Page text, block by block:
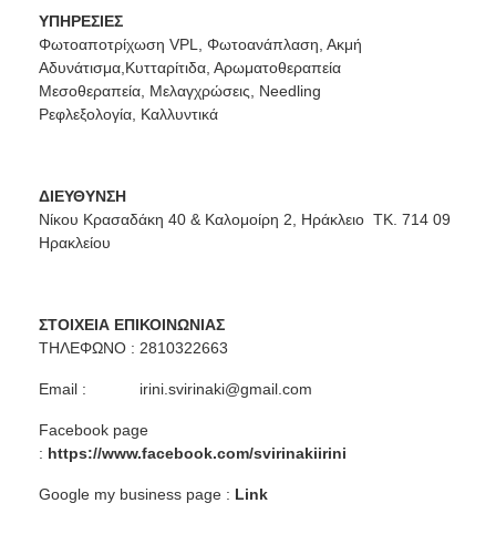
ΥΠΗΡΕΣΙΕΣ
Φωτοαποτρίχωση VPL, Φωτοανάπλαση, Ακμή
Αδυνάτισμα,Κυτταρίτιδα, Αρωματοθεραπεία
Μεσοθεραπεία, Μελαγχρώσεις, Needling
Ρεφλεξολογία, Καλλυντικά
ΔΙΕΥΘΥΝΣΗ
Νίκου Κρασαδάκη 40 & Καλομοίρη 2, Ηράκλειο ΤΚ. 714 09
Ηρακλείου
ΣΤΟΙΧΕΙΑ ΕΠΙΚΟΙΝΩΝΙΑΣ
ΤΗΛΕΦΩΝΟ : 2810322663
Email : irini.svirinaki@gmail.com
Facebook page
: https://www.facebook.com/svirinakiirini
Google my business page : Link